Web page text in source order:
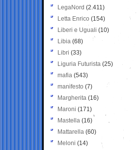
LegaNord (2.411)
Letta Enrico (154)
Liberi e Uguali (10)
Libia (68)
Libri (33)
Liguria Futurista (25)
mafia (543)
manifesto (7)
Margherita (16)
Maroni (171)
Mastella (16)
Mattarella (60)
Meloni (14)